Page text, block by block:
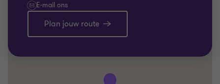
E-mail ons
Plan jouw route